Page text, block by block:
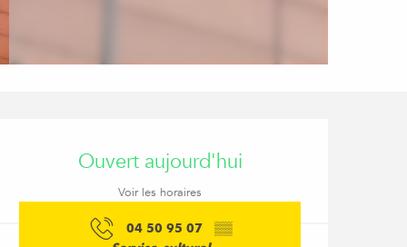
Ouverture et
Ouvert aujourd'hui
Voir les horaires
04 50 95 07 ▒▒